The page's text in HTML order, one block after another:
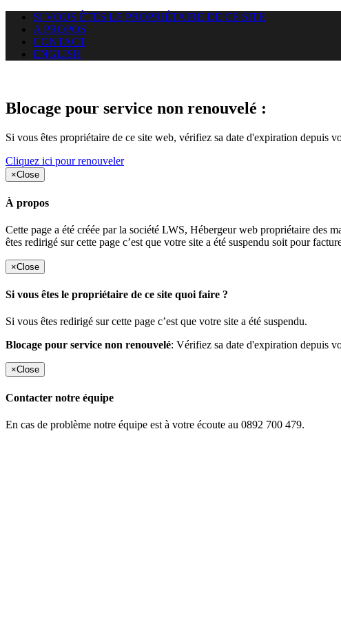
SI VOUS ÊTES LE PROPRIÉTAIRE DE CE SITE
A PROPOS
CONTACT
ENGLISH
Blocage pour service non renouvelé :
Si vous êtes propriétaire de ce site web, vérifiez sa date d'expiration depuis
Cliquez ici pour renouveler
×Close
À propos
Cette page a été créée par la société LWS, Hébergeur web propriétaire
êtes redirigé sur cette page c’est que votre site a été suspendu soit pour
×Close
Si vous êtes le propriétaire de ce site quoi faire ?
Si vous êtes redirigé sur cette page c’est que votre site a été suspendu.
Blocage pour service non renouvelé: Vérifiez sa date d'expiration depuis
×Close
Contacter notre équipe
En cas de problème notre équipe est à votre écoute au 0892 700 479.